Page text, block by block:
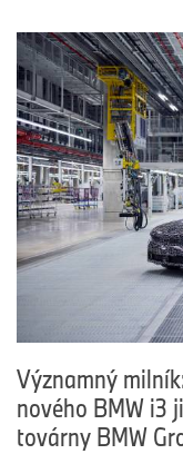
Významný
nového BMW i3
továrny BMW